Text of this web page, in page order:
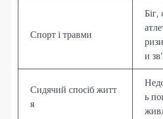
Спорт і травми
и
Сидячий спосіб житт
я
ь